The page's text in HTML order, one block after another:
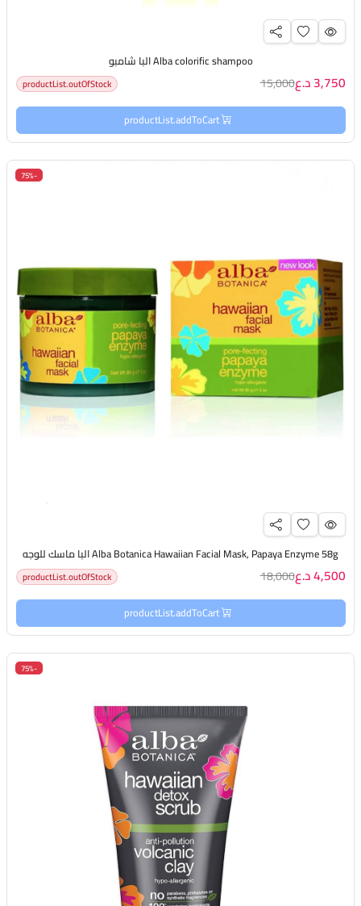
Alba colorific shampoo البا شامبو
3,750 د.ع 15,000
productList.outOfStock
productList.addToCart
-75%
Alba Botanica Hawaiian Facial Mask, Papaya Enzyme 58g البا ماسك للوجه
4,500 د.ع 18,000
productList.outOfStock
productList.addToCart
-75%